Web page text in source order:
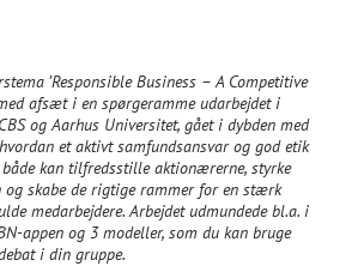
’Responsible Business – A Competitive
afsæt i en spørgeramme udarbejdet i
og Aarhus Universitet, gået i dybden med
et aktivt samfundsansvar og god etik
kan tilfredsstille aktionærerne, styrke
og skabe de rigtige rammer for en stærk
medarbejdere. Arbejdet udmundede bl.a. i
appen og 3 modeller, som du kan bruge
i din gruppe.